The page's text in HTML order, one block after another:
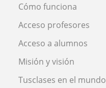
Cómo funciona
Acceso profesores
Acceso a alumnos
Misión y visión
Tusclases en el mundo